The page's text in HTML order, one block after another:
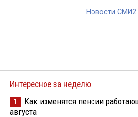
Новости СМИ2
Интересное за неделю
1
Как изменятся пенсии
августа